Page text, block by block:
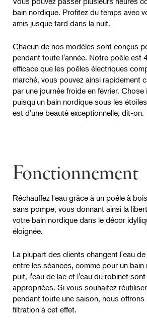
bain nordique. Profitez du temps avec
amis jusque tard dans la nuit.
Chacun de nos modèles sont conçus
pendant toute l'année. Notre poêle est
efficace que les poêles électriques
marché, vous pouvez ainsi rapidement
par une journée froide en février.
puisqu'un bain nordique sous les
est d'une beauté exceptionnelle, dit-on.
Fonctionnement
Réchauffez l'eau grâce à un poêle à
sans pompe, vous donnant ainsi la
votre bain nordique dans le décor
éloignée.
La plupart des clients changent l'eau
entre les séances, comme pour un bain
puit, l'eau de lac et l'eau du robinet
appropriées. Si vous souhaitez
pendant toute une saison, nous offrons
filtration à cet effet.